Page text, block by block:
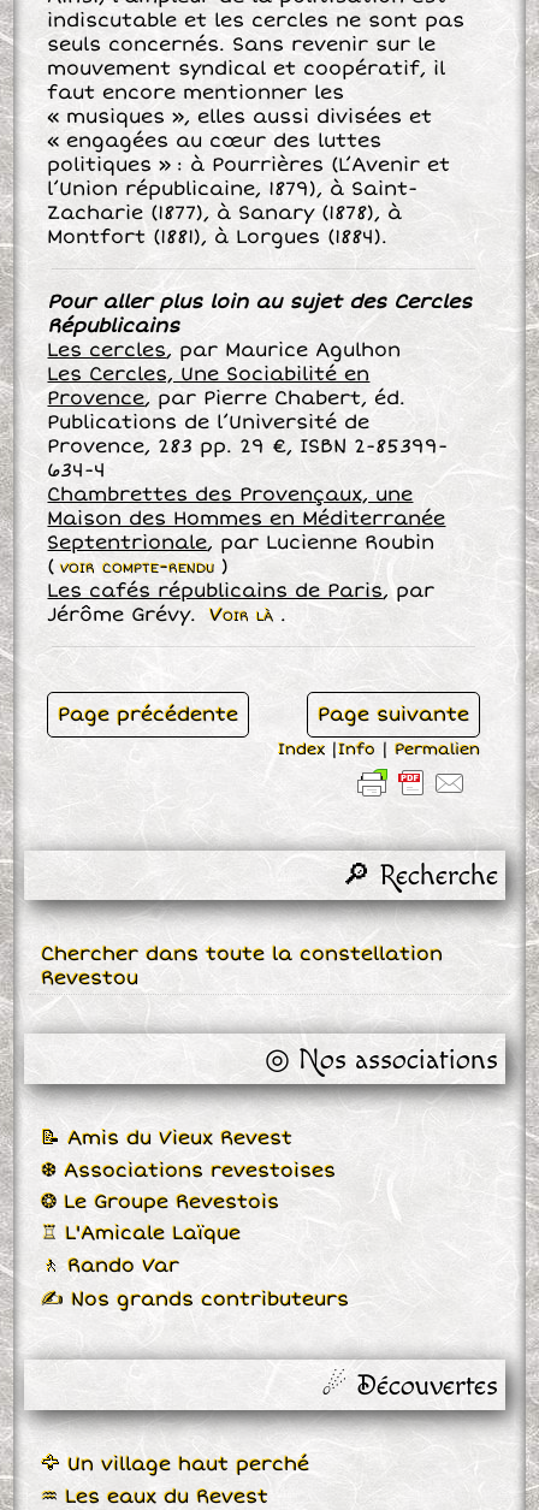
indiscutable et les cercles ne sont pas
seuls concernés. Sans revenir sur le
mouvement syndical et coopératif, il
faut encore mentionner les
« musiques », elles aussi divisées et
« engagées au cœur des luttes
politiques » : à Pourrières (L’Avenir et
l’Union républicaine, 1879), à Saint-
Zacharie (1877), à Sanary (1878), à
Montfort (1881), à Lorgues (1884).
Pour aller plus loin au sujet des Cercles
Républicains
Les cercles, par Maurice Agulhon
Les Cercles, Une Sociabilité en
Provence, par Pierre Chabert, éd.
Publications de l’Université de
Provence, 283 pp. 29 €, ISBN 2-85399-
634-4
Chambrettes des Provençaux, une
Maison des Hommes en Méditerranée
Septentrionale, par Lucienne Roubin
( voir compte-rendu )
Les cafés républicains de Paris, par
Jérôme Grévy.
Voir là .
Page précédente Page suivante
Index|Info | Permalien
🔎 Recherche
Chercher dans toute la constellation
Revestou
◎ Nos associations
📝 Amis du Vieux Revest
❆ Associations revestoises
❂ Le Groupe Revestois
♖ L'Amicale Laïque
🚶 Rando Var
✍ Nos grands contributeurs
☄ Découvertes
🦅 Un village haut perché
♒ Les eaux du Revest